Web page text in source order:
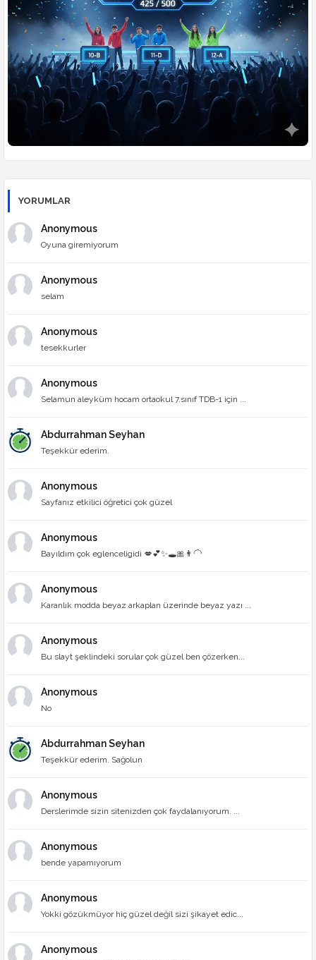
🎮 Ders Arası Oyunlar
YORUMLAR
Anonymous
Oyuna giremiyorum
Anonymous
selam
Anonymous
tesekkurler
Anonymous
Selamun aleyküm hocam ortaokul 7.sınıf TDB-1 için ...
Abdurrahman Seyhan
Teşekkür ederim.
Anonymous
Sayfanız etkilici öğretici çok güzel
Anonymous
Bayıldım çok eglenceligidi 💋💕✨🕳🎀👨‍🦲
Anonymous
Karanlık modda beyaz arkaplan üzerinde beyaz yazı ...
Anonymous
Bu slayt şeklindeki sorular çok güzel ben çözerken...
Anonymous
No
Abdurrahman Seyhan
Teşekkür ederim. Sağolun
Anonymous
Derslerimde sizin sitenizden çok faydalanıyorum. ...
Anonymous
bende yapamıyorum
Anonymous
Yokki gözükmüyor hiç güzel değil sizi şikayet edic...
Anonymous